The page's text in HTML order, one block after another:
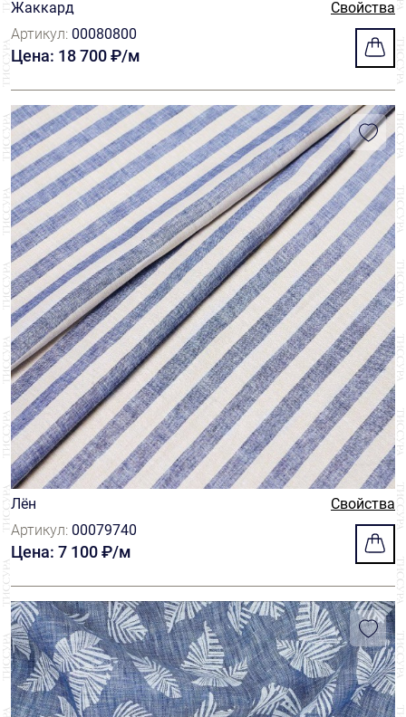
Жаккард
Свойства
Артикул: 00080800
Цена: 18 700 ₽/м
Лён
Свойства
Артикул: 00079740
Цена: 7 100 ₽/м